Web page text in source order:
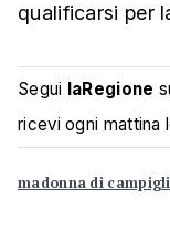
qualificarsi per
Segui laRegione
ricevi ogni mattina
madonna di